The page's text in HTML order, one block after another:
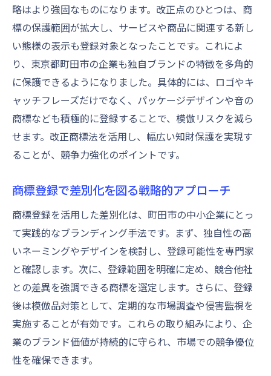
略はより強固なものになります。改正点のひとつは、商
標の保護範囲が拡大し、サービスや商品に関連する新し
い態様の表示も登録対象となったことです。これによ
り、東京都町田市の企業も独自ブランドの特徴を多角的
に保護できるようになりました。具体的には、ロゴやキ
ャッチフレーズだけでなく、パッケージデザインや音の
商標なども積極的に登録することで、模倣リスクを減ら
せます。改正商標法を活用し、幅広い知財保護を実現す
ることが、競争力強化のポイントです。
商標登録で差別化を図る戦略的アプローチ
商標登録を活用した差別化は、町田市の中小企業にとっ
て実践的なブランディング手法です。まず、独自性の高
いネーミングやデザインを検討し、登録可能性を専門家
と確認します。次に、登録範囲を明確に定め、競合他社
との差異を強調できる商標を選定します。さらに、登録
後は模倣品対策として、定期的な市場調査や侵害監視を
実施することが有効です。これらの取り組みにより、企
業のブランド価値が持続的に守られ、市場での競争優位
性を確保できます。